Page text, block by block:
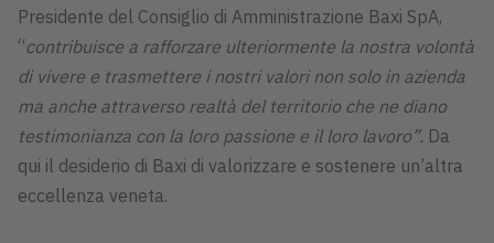
Presidente del Consiglio di Amministrazione Baxi SpA,
“contribuisce a rafforzare ulteriormente la nostra volontà
di vivere e trasmettere i nostri valori non solo in azienda
ma anche attraverso realtà del territorio che ne diano
testimonianza con la loro passione e il loro lavoro”. Da
qui il desiderio di Baxi di valorizzare e sostenere un’altra
eccellenza veneta.